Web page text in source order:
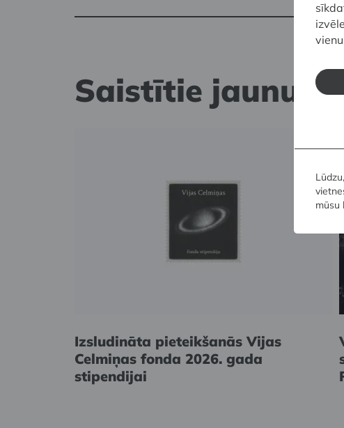
Saistītie jaunumi
Izsludināta pieteikšanās Vijas
Celmiņas fonda 2026. gada
stipendijai
mūsu